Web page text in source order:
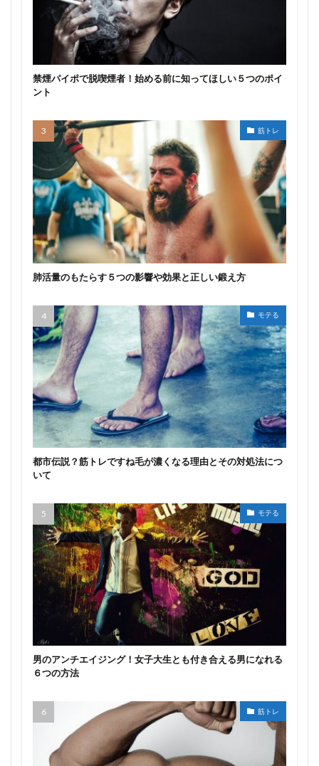
禁煙パイポで脱喫煙者！始める前に知ってほしい５つのポイ
ント
筋トレ
肺活量のもたらす５つの影響や効果と正しい鍛え方
モテる
都市伝説？筋トレですね毛が濃くなる理由とその対処法につ
いて
モテる
男のアンチエイジング！女子大生とも付き合える男になれる
６つの方法
筋トレ